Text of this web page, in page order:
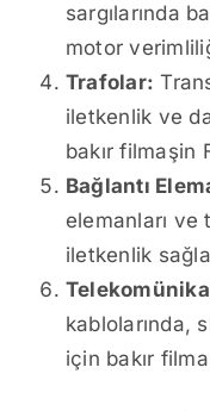
sargılarında
motor
Trafolar:
iletkenlik ve
bakır filmaşin
Bağlantı
elemanları
iletkenlik
kablolarında,
için bakır